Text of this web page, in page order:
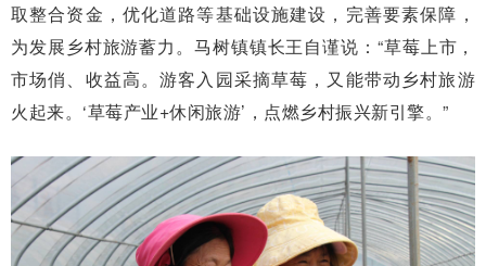
取整合资金，优化道路等基础设施建设，完善要素保障，
为发展乡村旅游蓄力。马树镇镇长王自谨说：“草莓上市，
市场俏、收益高。游客入园采摘草莓，又能带动乡村旅游
火起来。‘草莓产业+休闲旅游’，点燃乡村振兴新引擎。”